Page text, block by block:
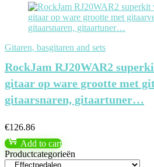
Gitaren, basgitaren and sets
RockJam RJ20WAR2
gitaar op ware grootte met
gitaarsnaren, gitaartuner…
€126.86
Add to cart
Productcategorieën